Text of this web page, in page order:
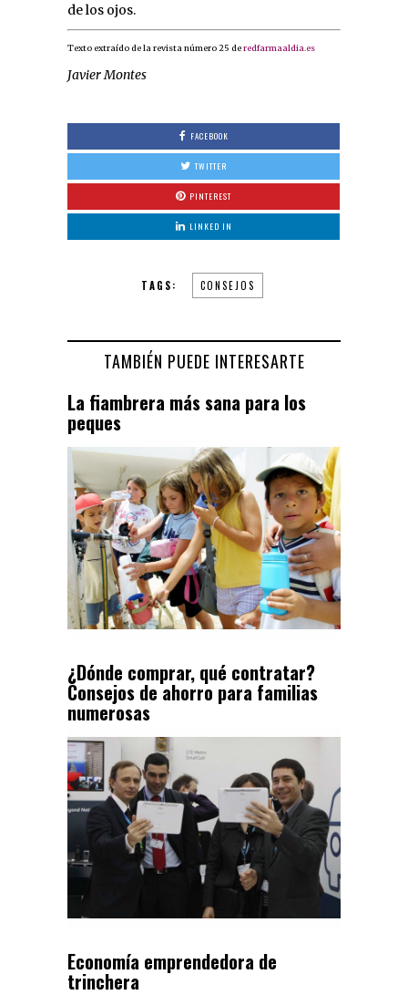
de los ojos.
Texto extraído de la revista número 25 deredfarmaaldia.es
Javier Montes
FACEBOOK
TWITTER
PINTEREST
LINKED IN
TAGS: CONSEJOS
TAMBIÉN PUEDE INTERESARTE
La fiambrera más sana para los
peques
¿Dónde comprar, qué contratar?
Consejos de ahorro para familias
numerosas
Economía emprendedora de
trinchera